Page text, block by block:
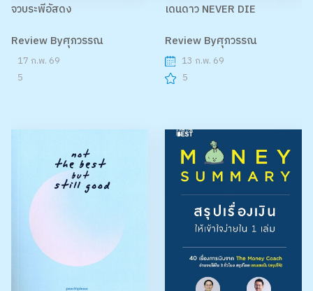
จวบระพีอัสดง
Review Byศุภวรรณ
17 ก.พ. 69
เดนดาว NEVER DIE
Review Byศุภวรรณ
13 ก.พ. 69
5